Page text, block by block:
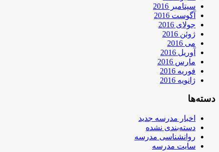
سپتامبر 2016
آگوست 2016
جولای 2016
ژوئن 2016
می 2016
آوریل 2016
مارس 2016
فوریه 2016
ژانویه 2016
دسته‌ها
اخبار مدرسه جدید
دسته‌بندی نشده
روانشناسی مدرسه
سایت مدرسه